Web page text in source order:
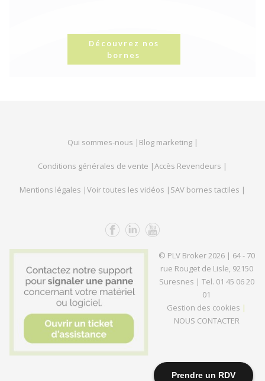
Prendre un RDV
Découvrez nos
bornes
Qui sommes-nous | Blog marketing |
Conditions générales de vente |Accès Revendeurs |
Mentions légales |Voir toutes les vidéos | SAV bornes tactiles |
© PLV Broker 2026| 64 - 70
rue Rouget de Lisle, 92150
Suresnes | Tel. 01 45 06 20
01
Gestion des cookies |
NOUS CONTACTER